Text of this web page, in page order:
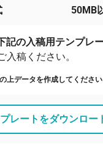
50MB
記の入稿用テンプレ
入稿ください。
上データを作成してください
レートをダウンロー